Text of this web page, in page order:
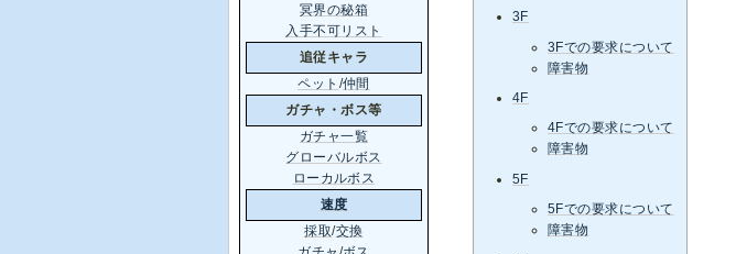
3F
3Fでの要求について
障害物
4F
4Fでの要求について
障害物
5F
5Fでの要求について
障害物
冥界の秘箱
入手不可リスト
追従キャラ
ペット /仲間
ガチャ・ボス等
ガチャ一覧
グローバルボス
ローカルボス
速度
採取/交換